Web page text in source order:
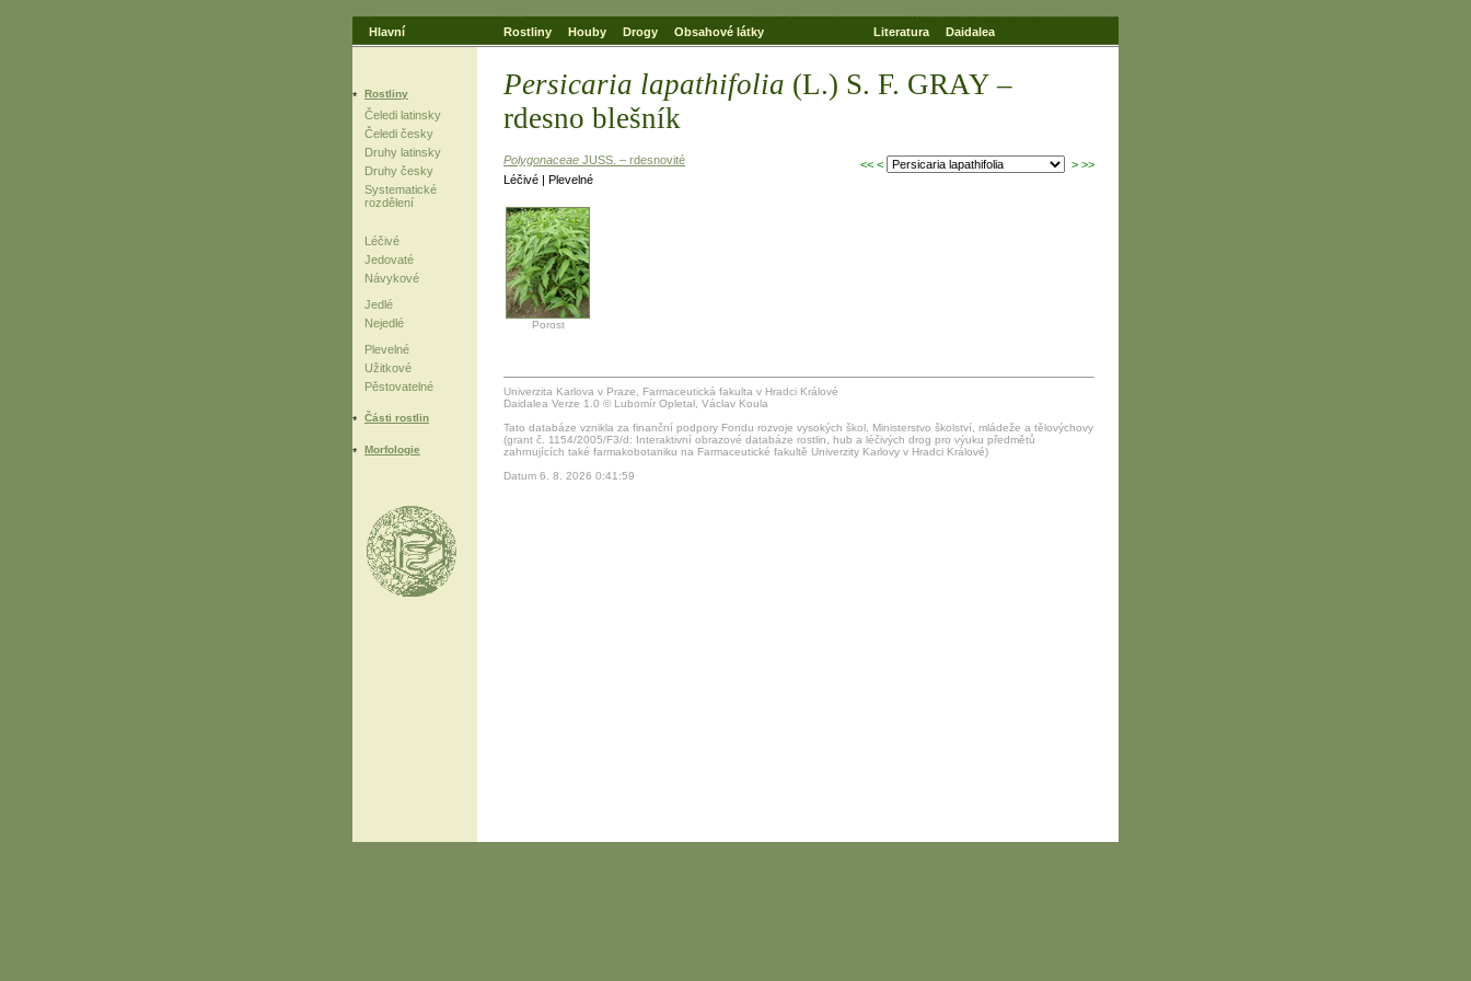
Hlavní Rostliny Houby Drogy Obsahové látky Literatura Daidalea
Rostliny
Čeledi latinsky
Čeledi česky
Druhy latinsky
Druhy česky
Systematické
rozdělení
Léčivé
Jedovaté
Návykové
Jedlé
Nejedlé
Plevelné
Užitkové
Pěstovatelné
Části rostlin
Morfologie
Persicaria lapathifolia (L.) S. F. GRAY –
rdesno blešník
Polygonaceae JUSS. – rdesnovité << < > >>
Léčivé | Plevelné
Porost
Univerzita Karlova v Praze, Farmaceutická fakulta v Hradci Králové
Daidalea Verze 1.0 © Lubomír Opletal, Václav Koula
Tato databáze vznikla za finanční podpory Fondu rozvoje vysokých škol, Ministerstvo školství, mládeže a tělovýchovy
(grant č. 1154/2005/F3/d: Interaktivní obrazové databáze rostlin, hub a léčivých drog pro výuku předmětů
zahrnujících také farmakobotaniku na Farmaceutické fakultě Univerzity Karlovy v Hradci Králové)
Datum 6. 8. 2026 0:41:59